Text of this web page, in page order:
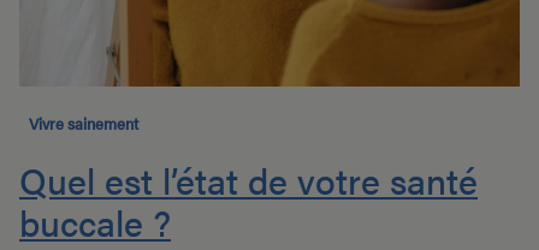
Vivre sainement
Quel est l’état de votre santé
buccale ?